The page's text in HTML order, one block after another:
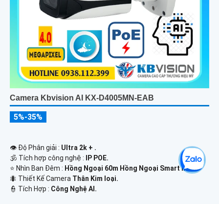
Camera Kbvision AI KX-D4005MN-EAB
5%-35%
👁 Độ Phân giải : Ultra 2k + .
🕉️ Tích hợp công nghệ :
IP POE.
⭐ Nhìn Ban Đêm : Hồng Ngoại 60m Hồng Ngoại Smart IR.
🐜 Thiết Kế Camera Thân Kim loại.
️👮 Tích Hợp : Công Nghệ AI.